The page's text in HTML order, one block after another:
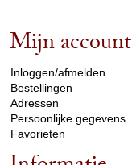
Mijn account
Inloggen/afmelden
Bestellingen
Adressen
Persoonlijke gegevens
Favorieten